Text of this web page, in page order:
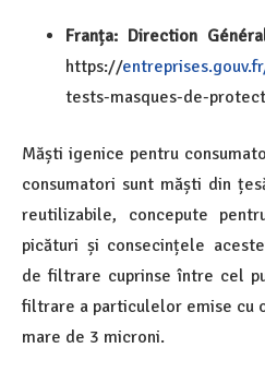
Franța: Direction
https://
tests-masques-de-
Măști igenice pentru
consumatori sunt măști din
reutilizabile, concepute
picături și consecințele
de filtrare cuprinse între cel
filtrare a particulelor emise cu
mare de 3 microni.